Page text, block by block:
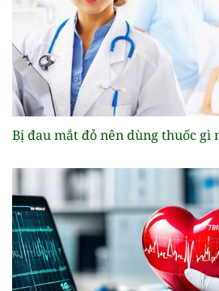
Bị đau mắt đỏ nên dùng thuốc gì